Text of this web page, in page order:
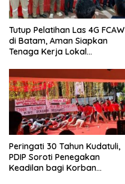
Tutup Pelatihan Las 4G FCAW
di Batam, Aman Siapkan
Tenaga Kerja Lokal
Peringati 30 Tahun Kudatuli,
PDIP Soroti Penegakan
Keadilan bagi Korban